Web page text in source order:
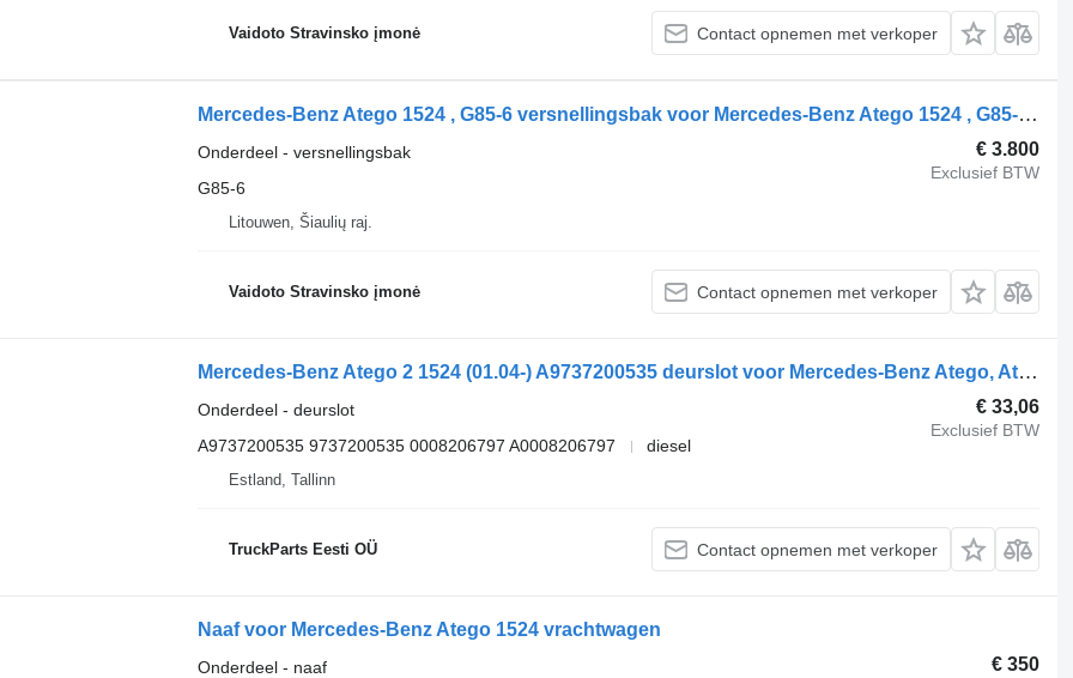
Vaidoto Stravinsko įmonė Contact opnemen met verkoper
Mercedes-Benz Atego 1524 , G85-6 versnellingsbak voor Mercedes-Benz Atego 1524 , G85-6 vrachtwagen
€ 3.800
Exclusief BTW
Onderdeel - versnellingsbak
G85-6
Litouwen, Šiaulių raj.
Vaidoto Stravinsko įmonė Contact opnemen met verkoper
Mercedes-Benz Atego 2 1524 (01.04-) A9737200535 deurslot voor Mercedes-Benz Atego, Atego 2, Atego 3 (1996-) vrachtwagen
€ 33,06
Exclusief BTW
Onderdeel - deurslot
A9737200535 9737200535 0008206797 A0008206797
diesel
Estland, Tallinn
TruckParts Eesti OÜ Contact opnemen met verkoper
Naaf voor Mercedes-Benz Atego 1524 vrachtwagen
€ 350
Onderdeel - naaf